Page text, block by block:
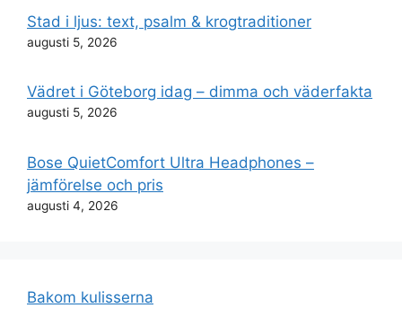
Stad i ljus: text, psalm & krogtraditioner
augusti 5, 2026
Vädret i Göteborg idag – dimma och väderfakta
augusti 5, 2026
Bose QuietComfort Ultra Headphones –
jämförelse och pris
augusti 4, 2026
Bakom kulisserna